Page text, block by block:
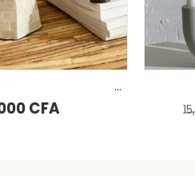
AJOUTER AU PANIER
15,000CFA Le prix initial était :Le prix